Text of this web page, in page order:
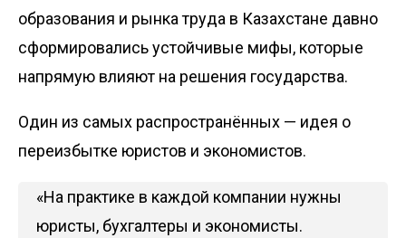
образования и рынка труда в Казахстане давно
сформировались устойчивые мифы, которые
напрямую влияют на решения государства.
Один из самых распространённых — идея о
переизбытке юристов и экономистов.
«На практике в каждой компании нужны
юристы, бухгалтеры и экономисты.